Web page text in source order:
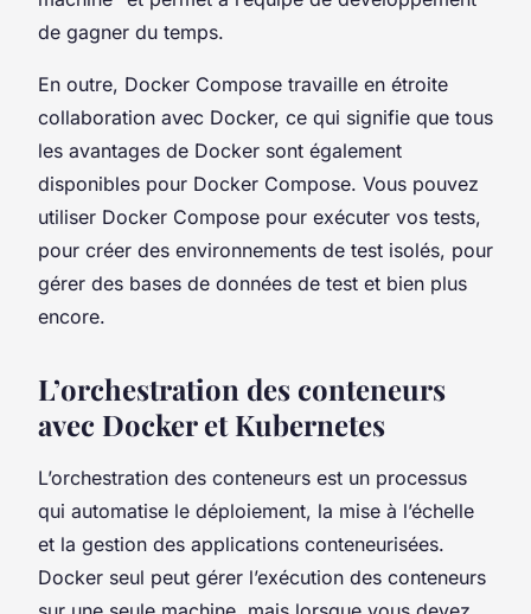
de gagner du temps.
En outre, Docker Compose travaille en étroite
collaboration avec Docker, ce qui signifie que tous
les avantages de Docker sont également
disponibles pour Docker Compose. Vous pouvez
utiliser Docker Compose pour exécuter vos tests,
pour créer des environnements de test isolés, pour
gérer des bases de données de test et bien plus
encore.
L’orchestration des conteneurs
avec Docker et Kubernetes
L’orchestration des conteneurs est un processus
qui automatise le déploiement, la mise à l’échelle
et la gestion des applications conteneurisées.
Docker seul peut gérer l’exécution des conteneurs